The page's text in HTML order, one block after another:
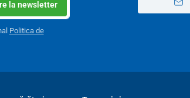
taliei
la newsletter
Politica de